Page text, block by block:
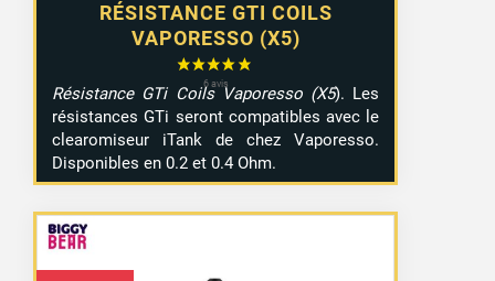
RÉSISTANCE GTI COILS
VAPORESSO (X5)
Résistance GTi Coils Vaporesso (X5). Les
résistances GTi seront compatibles avec le
clearomiseur iTank de chez Vaporesso.
Disponibles en 0.2 et 0.4 Ohm.